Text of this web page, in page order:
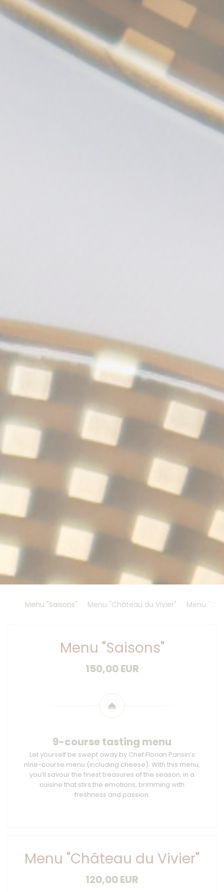
Menu "Saisons" Menu "Château du Vivier" Menu
Menu "Saisons"
150,00 EUR
9-course tasting menu
Let yourself be swept away by Chef Florian Pansin’s
nine-course menu (including cheese). With this menu,
you’ll savour the finest treasures of the season, in a
cuisine that stirs the emotions, brimming with
freshness and passion.
Menu "Château du Vivier"
120,00 EUR